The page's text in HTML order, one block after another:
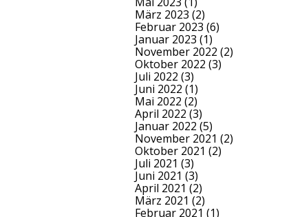
März 2023 (2)
Februar 2023 (6)
Januar 2023 (1)
November 2022 (2)
Oktober 2022 (3)
Juli 2022 (3)
Juni 2022 (1)
Mai 2022 (2)
April 2022 (3)
Januar 2022 (5)
November 2021 (2)
Oktober 2021 (2)
Juli 2021 (3)
Juni 2021 (3)
April 2021 (2)
März 2021 (2)
Februar 2021 (1)